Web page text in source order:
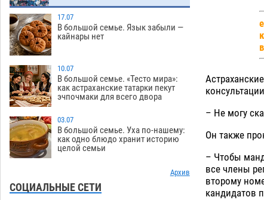
новой крышей за шестнадцать
миллионов
08:29
Астраханские спасатели назвали
причину пожара, в котором погиб 3-
месячный малыш
07:38
Арендатор заплатит миллионы за
порчу солью астраханских
20:27
Завтра погода вновь заставит
астраханцев жариться
Уникальные артефакты Золотой Орды
выставили в астраханском музее
17.07
В большой семье. Язык забыли —
кайнары нет
10.07
В большой семье. «Тесто мира»:
как астраханские татарки пекут
эчпочмаки для всего двора
03.07
В большой семье. Уха по-нашему:
как одно блюдо хранит историю
целой семьи
Архив
СОЦИАЛЬНЫЕ СЕТИ
– Не могу
Он также
– Чтобы
все члены
второму
кандидатов